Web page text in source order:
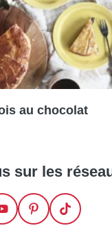
au chocolat
sur les